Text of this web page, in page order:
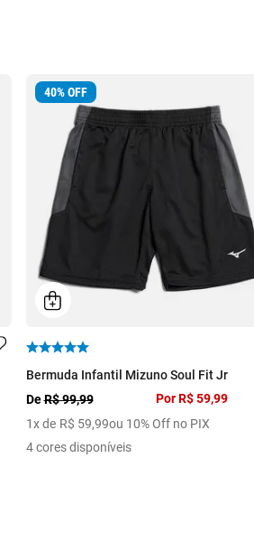
40%OFF
Bermuda Infantil Mizuno Soul Fit Jr
DeR$ 99,99
1x de R$ 59,99ou 10% Off no PIX
Por R$ 59,99
4 cores disponíveis